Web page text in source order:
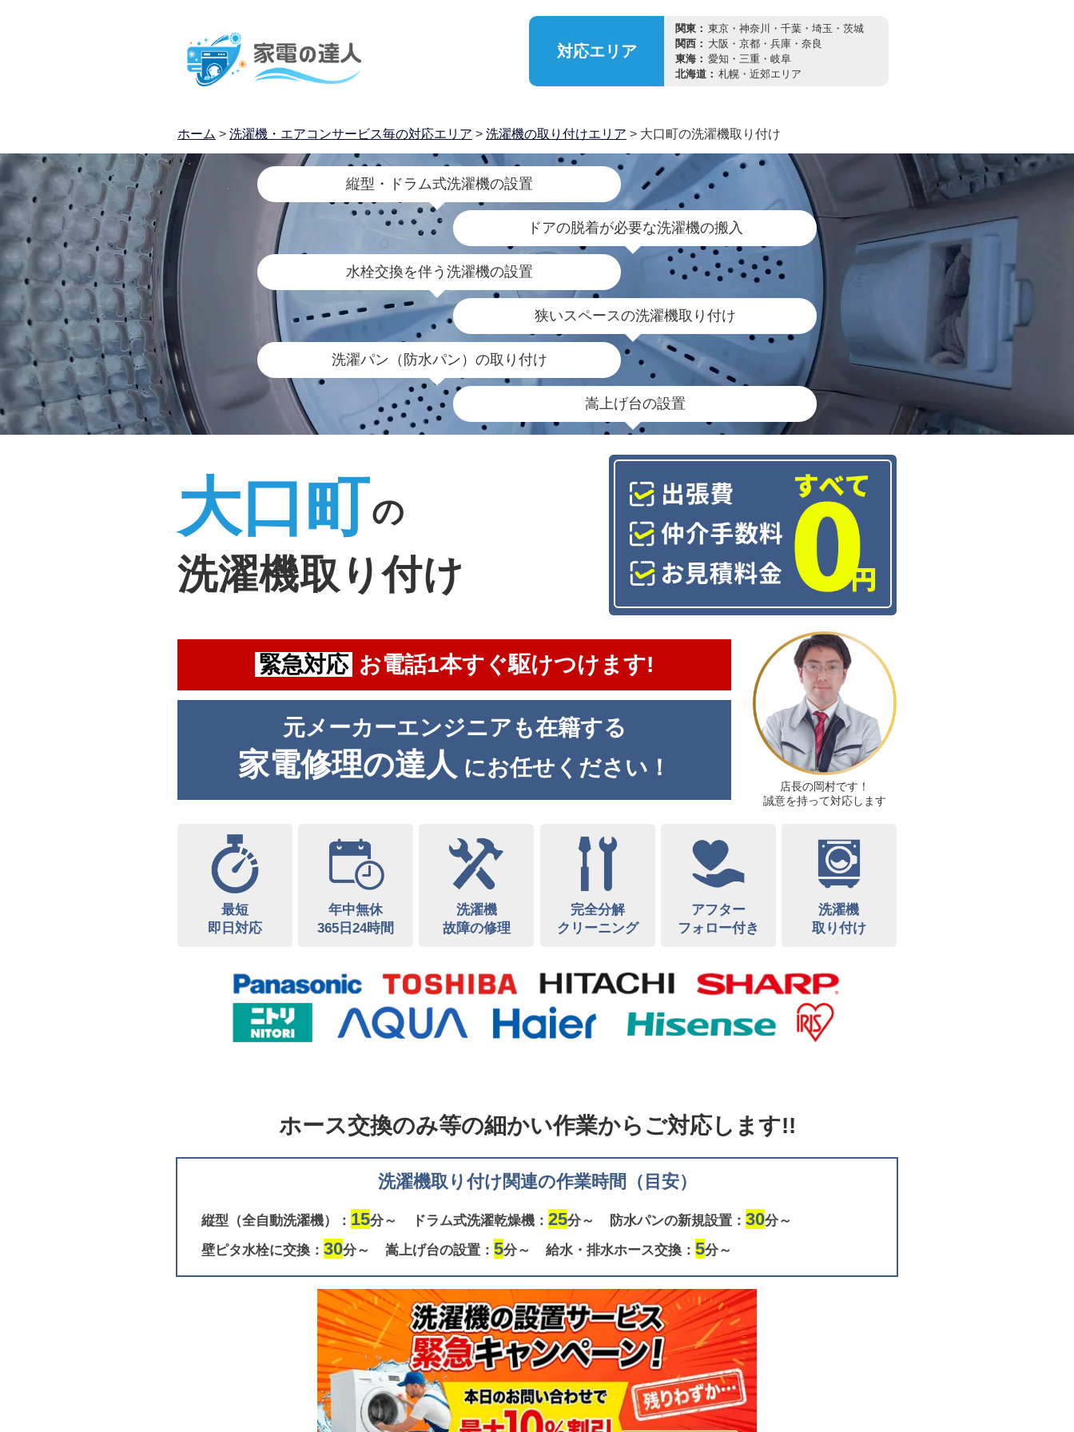
対応エリア
関東： 東京・神奈川・千葉・埼玉・茨城
関西： 大阪・京都・兵庫・奈良
東海： 愛知・三重・岐阜
北海道： 札幌・近郊エリア
ホーム > 洗濯機・エアコンサービス毎の対応エリア > 洗濯機の取り付けエリア > 大口町の洗濯機取り付け
縦型・ドラム式洗濯機の設置
ドアの脱着が必要な洗濯機の搬入
水栓交換を伴う洗濯機の設置
狭いスペースの洗濯機取り付け
洗濯パン（防水パン）の取り付け
嵩上げ台の設置
大口町の
洗濯機取り付け
緊急対応 お電話1本すぐ駆けつけます!
元メーカーエンジニアも在籍する
家電修理の達人 にお任せください！
店長の岡村です！
誠意を持って対応します
最短
即日対応
年中無休
365日24時間
洗濯機
故障の修理
完全分解
クリーニング
アフター
フォロー付き
洗濯機
取り付け
ホース交換のみ等の細かい作業からご対応します!!
洗濯機取り付け関連の作業時間（目安）
縦型（全自動洗濯機）： 15分～ ドラム式洗濯乾燥機： 25分～ 防水パンの新規設置： 30分～
壁ピタ水栓に交換： 30分～ 嵩上げ台の設置： 5分～ 給水・排水ホース交換： 5分～